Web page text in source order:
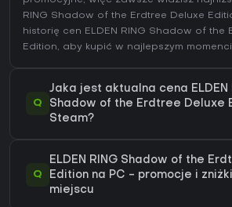
RING Shadow of the Erdtree Deluxe
historię cen ELDEN RING Shadow of the
Edition, aby kupić w najlepszym
Q
Jaka jest aktualna cena ELDEN
Shadow of the Erdtree Deluxe
Steam?
Q
ELDEN RING Shadow of the
Edition na PC - promocje i
miejscu